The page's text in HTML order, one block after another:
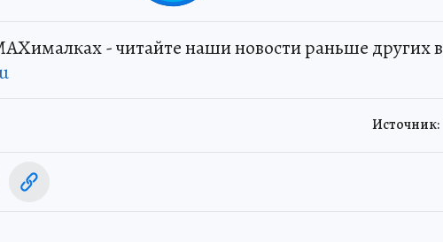
- читайте наши новости раньше других в
Источник: